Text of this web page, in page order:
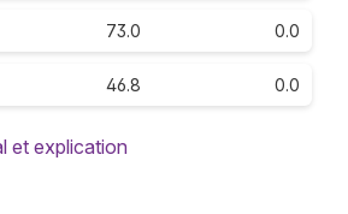
73.0 0.0
46.8 0.0
et explication